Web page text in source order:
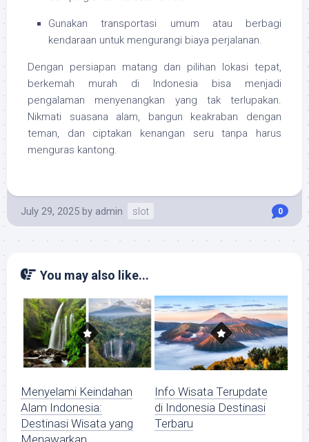
Gunakan transportasi umum atau berbagi
kendaraan untuk mengurangi biaya perjalanan.
Dengan persiapan matang dan pilihan lokasi tepat,
berkemah murah di Indonesia bisa menjadi
pengalaman menyenangkan yang tak terlupakan.
Nikmati suasana alam, bangun keakraban dengan
teman, dan ciptakan kenangan seru tanpa harus
menguras kantong.
July 29, 2025 by admin slot 0
You may also like...
Menyelami Keindahan
Alam Indonesia:
Destinasi Wisata yang
Info Wisata Terupdate
di Indonesia Destinasi
Terbaru